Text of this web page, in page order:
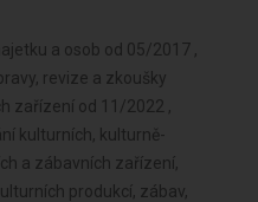
a osob od 05/2017 ,
revize a zkoušky
zařízení od 11/2022 ,
kulturních, kulturně-
a zábavních zařízení,
produkcí, zábav,